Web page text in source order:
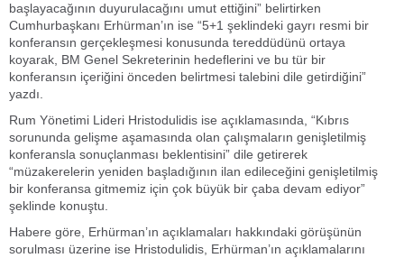
başlayacağının duyurulacağını umut ettiğini” belirtirken
Cumhurbaşkanı Erhürman’ın ise “5+1 şeklindeki gayrı resmi bir
konferansın gerçekleşmesi konusunda tereddüdünü ortaya
koyarak, BM Genel Sekreterinin hedeflerini ve bu tür bir
konferansın içeriğini önceden belirtmesi talebini dile getirdiğini”
yazdı.
Rum Yönetimi Lideri Hristodulidis ise açıklamasında, “Kıbrıs
sorununda gelişme aşamasında olan çalışmaların genişletilmiş
konferansla sonuçlanması beklentisini” dile getirerek
“müzakerelerin yeniden başladığının ilan edileceğini genişletilmiş
bir konferansa gitmemiz için çok büyük bir çaba devam ediyor”
şeklinde konuştu.
Habere göre, Erhürman’ın açıklamaları hakkındaki görüşünün
sorulması üzerine ise Hristodulidis, Erhürman’ın açıklamalarını